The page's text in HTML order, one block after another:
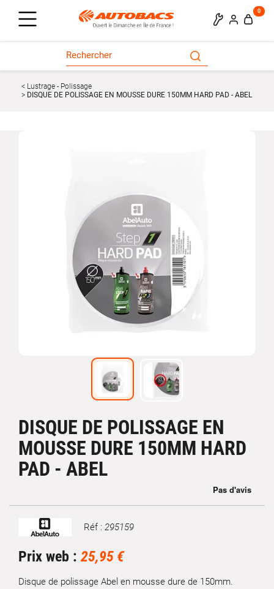
0
Lustrage - Polissage
DISQUE DE POLISSAGE EN MOUSSE DURE 150MM HARD PAD - ABEL
DISQUE DE POLISSAGE EN
MOUSSE DURE 150MM HARD
PAD - ABEL
Marque Réf : 295159
Prix web : 25,95 €
Disque de polissage Abel en mousse dure de 150mm.